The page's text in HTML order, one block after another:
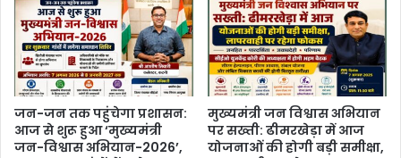
जन-जन तक पहुंचेगा प्रशासन:
आज से शुरू हुआ ‘मुख्यमंत्री
जन-विश्वास अभियान-2026’,
मुख्यमंत्री जन विश्वास अभियान
पर सख्ती: ढीमरखेड़ा में आज
योजनाओं की होगी बड़ी समीक्षा,